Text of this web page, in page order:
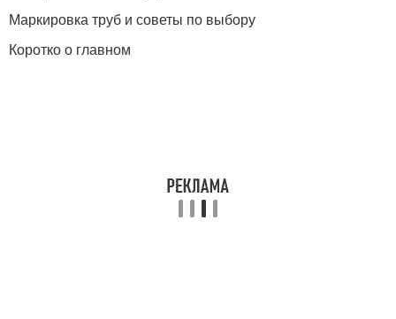
Маркировка труб и советы по выбору
Коротко о главном